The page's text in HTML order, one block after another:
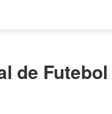
de Futebol